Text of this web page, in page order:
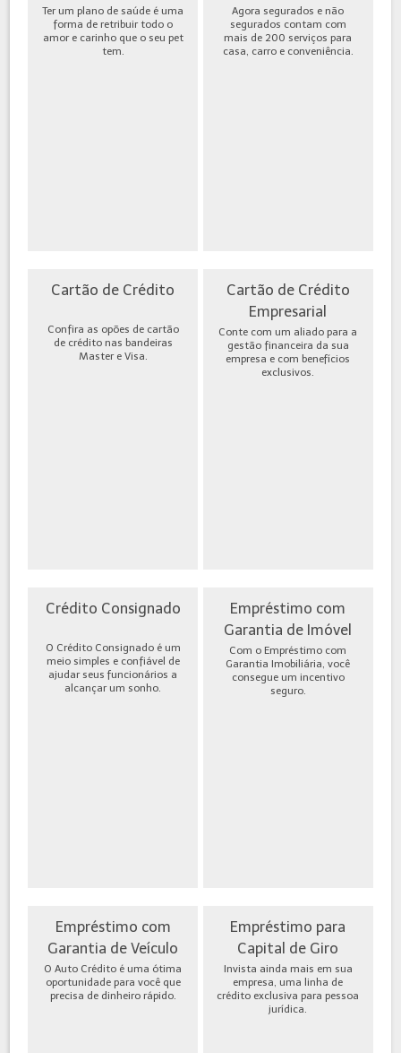
Ter um plano de saúde é uma
forma de retribuir todo o
amor e carinho que o seu pet
tem.
Agora segurados e não
segurados contam com
mais de 200 serviços para
casa, carro e conveniência.
Cartão de Crédito
Confira as opões de cartão
de crédito nas bandeiras
Master e Visa.
Cartão de Crédito
Empresarial
Conte com um aliado para a
gestão financeira da sua
empresa e com benefícios
exclusivos.
Crédito Consignado
O Crédito Consignado é um
meio simples e confiável de
ajudar seus funcionários a
alcançar um sonho.
Empréstimo com
Garantia de Imóvel
Com o Empréstimo com
Garantia Imobiliária, você
consegue um incentivo
seguro.
Empréstimo com
Garantia de Veículo
O Auto Crédito é uma ótima
oportunidade para você que
precisa de dinheiro rápido.
Empréstimo para
Capital de Giro
Invista ainda mais em sua
empresa, uma linha de
crédito exclusiva para pessoa
jurídica.